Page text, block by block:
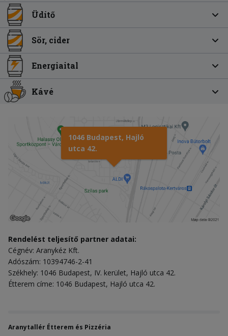
Üdítő
Sör, cider
Energiaital
Kávé
1046 Budapest, Hajló
utca 42.
Rendelést teljesítő partner adatai:
Cégnév: Aranykéz Kft.
Adószám: 10394746-2-41
Székhely: 1046 Budapest, IV. kerület, Hajló utca 42.
Étterem címe: 1046 Budapest, Hajló utca 42.
Aranytallér Étterem és Pizzéria